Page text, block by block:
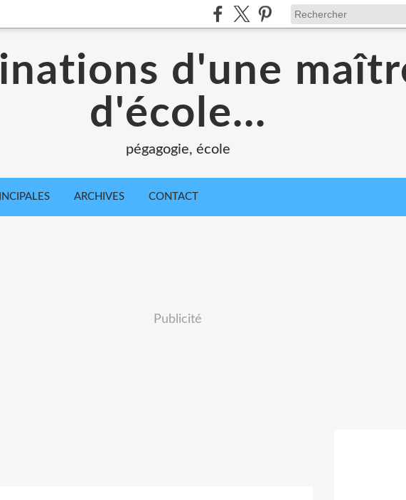
d'une
d'école...
pégagogie, école
ARCHIVES CONTACT
Publicité